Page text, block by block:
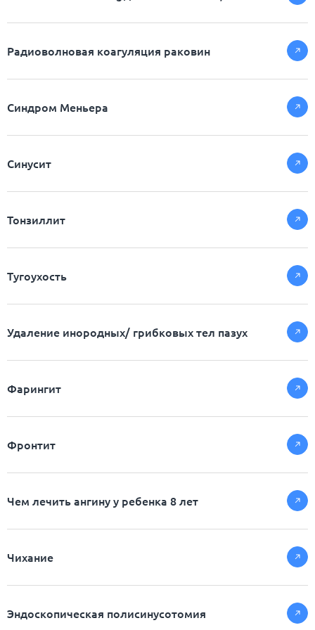
Радиоволновая коагуляция раковин
Синдром Меньера
Синусит
Тонзиллит
Тугоухость
Удаление инородных/ грибковых тел пазух
Фарингит
Фронтит
Чем лечить ангину у ребенка 8 лет
Чихание
Эндоскопическая полисинусотомия